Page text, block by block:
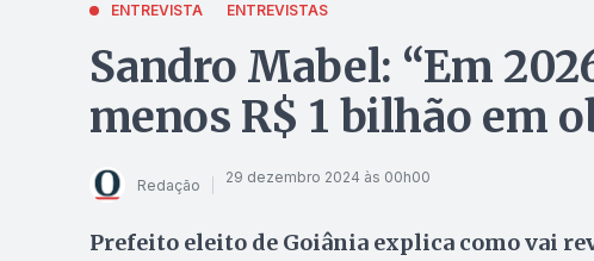
ENTREVISTA ENTREVISTAS
Sandro Mabel: “Em
menos R$ 1 bilhão em
Redação 29 dezembro 2024 às 00h00
Prefeito eleito de Goiânia explica como vai